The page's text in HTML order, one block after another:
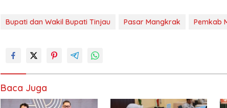
Bupati dan Wakil Bupati Tinjau Pasar Mangkrak Pemkab
Baca Juga